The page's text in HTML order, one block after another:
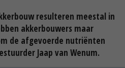
resulteren meestal in
akkerbouwers maar
de afgevoerde nutriënten
Jaap van Wenum.